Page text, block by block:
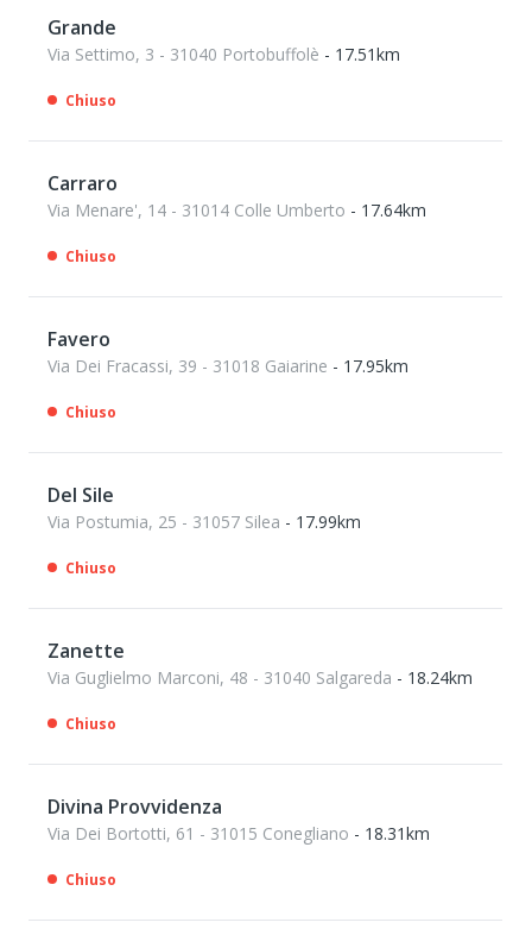
Grande
Via Settimo, 3 - 31040 Portobuffolè - 17.51km
Chiuso
Carraro
Via Menare', 14 - 31014 Colle Umberto - 17.64km
Chiuso
Favero
Via Dei Fracassi, 39 - 31018 Gaiarine - 17.95km
Chiuso
Del Sile
Via Postumia, 25 - 31057 Silea - 17.99km
Chiuso
Zanette
Via Guglielmo Marconi, 48 - 31040 Salgareda - 18.24km
Chiuso
Divina Provvidenza
Via Dei Bortotti, 61 - 31015 Conegliano - 18.31km
Chiuso